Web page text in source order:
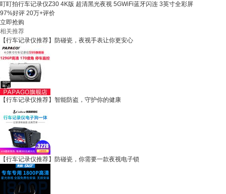
盯盯拍行车记录仪Z30 4K版 超清黑光夜视 5GWiFi蓝牙闪连 3英寸全彩屏
97%好评 20万+评价
立即抢购
相关推荐
【行车记录仪推荐】防碰瓷，夜视手表让你更安心
【行车记录仪推荐】智能防盗，守护你的健康
【行车记录仪推荐】防碰瓷，你需要一款夜视电子锁